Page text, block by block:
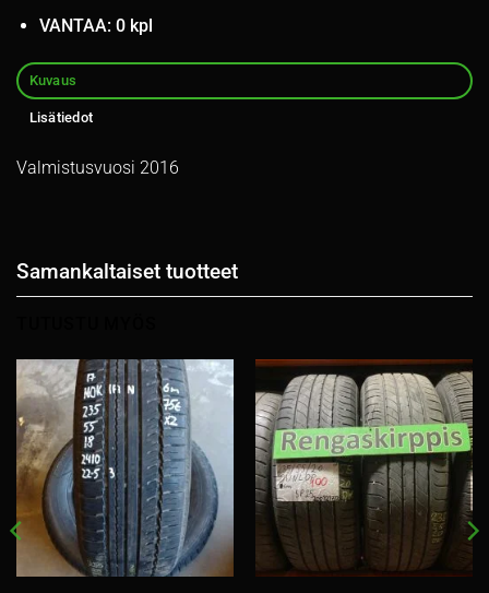
VANTAA: 0 kpl
Kuvaus
Lisätiedot
Valmistusvuosi 2016
Samankaltaiset tuotteet